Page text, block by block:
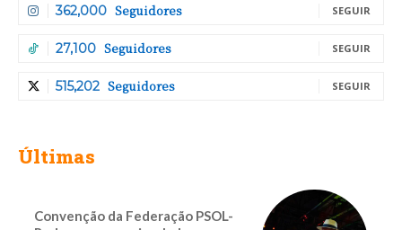
362,000 Seguidores SEGUIR
27,100 Seguidores SEGUIR
515,202 Seguidores SEGUIR
Últimas
Convenção da Federação PSOL-